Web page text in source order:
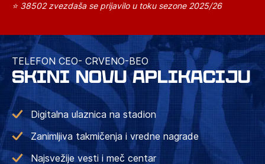
⭐ 38502 zvezdaša se prijavilo u toku sezone 2025/26
TELEFON CEO- CRVENO-BEO
SKINI NOVU APLIKACIJU
Digitalna ulaznica na stadion
Zanimljiva takmičenja i vredne nagrade
Najsvežije vesti i meč centar